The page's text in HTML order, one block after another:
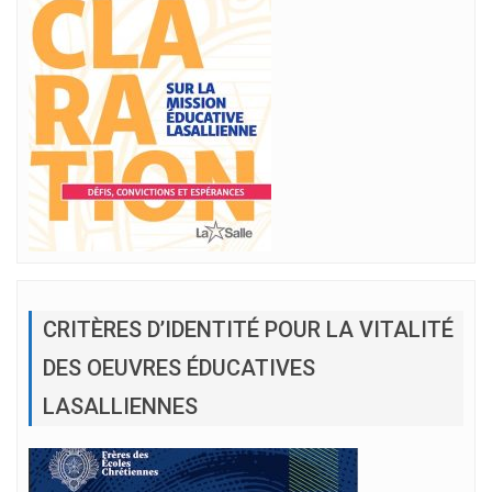
CRITÈRES D’IDENTITÉ POUR LA VITALITÉ
DES OEUVRES ÉDUCATIVES
LASALLIENNES